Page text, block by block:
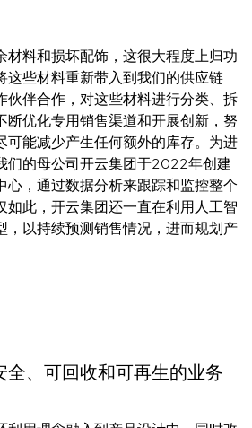
材料和损坏配饰，这很大程度上归功
这些材料重新带入到我们的供应链
伙伴合作，对这些材料进行分类、拆
断优化专用销售渠道和开展创新，努
可能减少产生任何额外的库存。为进
们的母公司开云集团于2022年创建
心，通过数据分析来跟踪和监控整个
如此，开云集团还一直在利用人工智
，以持续预测销售情况，进而规划产
全、可回收和可再生的业务